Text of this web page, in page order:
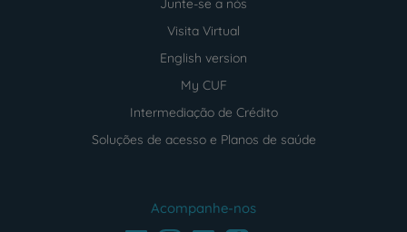
Junte-se a nós
Visita Virtual
English version
My CUF
Intermediação de Crédito
Soluções de acesso e Planos de saúde
Acompanhe-nos